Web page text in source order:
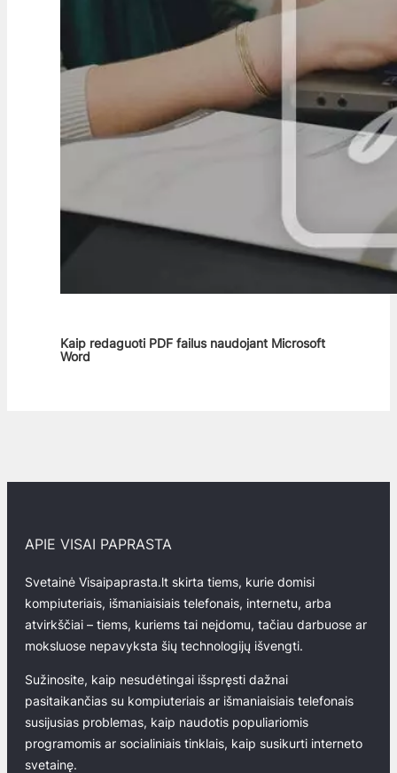
Kaip redaguoti PDF failus naudojant Microsoft
Word
APIE VISAI PAPRASTA
Svetainė Visaipaprasta.lt skirta tiems, kurie domisi
kompiuteriais, išmaniaisiais telefonais, internetu, arba
atvirkščiai – tiems, kuriems tai neįdomu, tačiau darbuose ar
moksluose nepavyksta šių technologijų išvengti.
Sužinosite, kaip nesudėtingai išspręsti dažnai
pasitaikančias su kompiuteriais ar išmaniaisiais telefonais
susijusias problemas, kaip naudotis populiariomis
programomis ar socialiniais tinklais, kaip susikurti interneto
svetainę.